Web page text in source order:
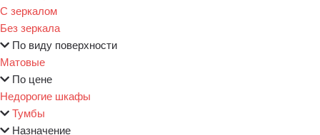
С зеркалом
Без зеркала
По виду поверхности
Матовые
По цене
Недорогие шкафы
Тумбы
Назначение